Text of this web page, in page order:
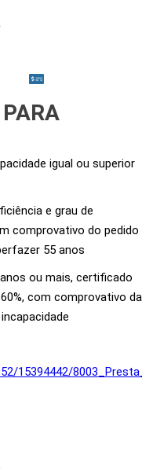
igual ou superior
e grau de
comprovativo do pedido
55 anos
ou mais, certificado
com comprovativo da
15394442/